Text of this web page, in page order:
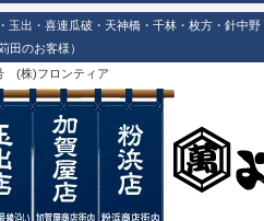
出・喜連瓜破・天神橋・千林・枚方・針中
田のお客様）
(株)フロンティア